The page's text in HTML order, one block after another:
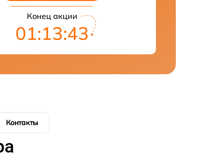
Конец акции
01:13:42
Контакты